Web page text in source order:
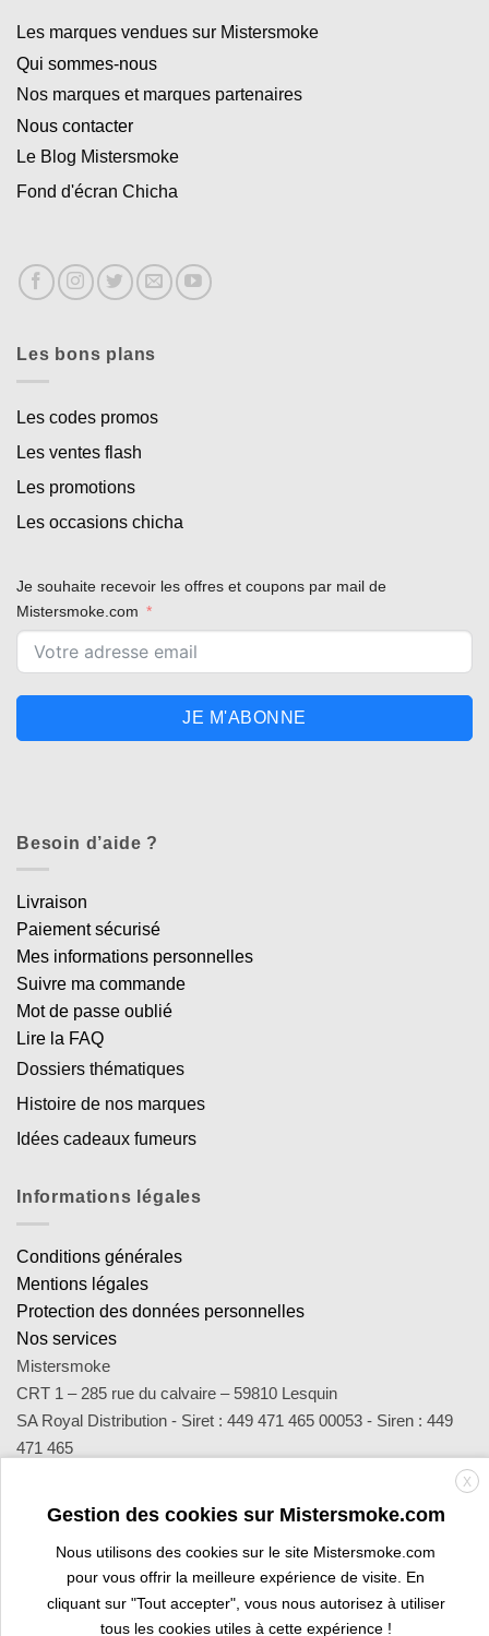
Les marques vendues sur Mistersmoke
Qui sommes-nous
Nos marques et marques partenaires
Nous contacter
Le Blog Mistersmoke
Fond d'écran Chicha
Les bons plans
Les codes promos
Les ventes flash
Les promotions
Les occasions chicha
Je souhaite recevoir les offres et coupons par mail de
Mistersmoke.com
JE M'ABONNE
Besoin d’aide ?
Livraison
Paiement sécurisé
Mes informations personnelles
Suivre ma commande
Mot de passe oublié
Lire la FAQ
Dossiers thématiques
Histoire de nos marques
Idées cadeaux fumeurs
Informations légales
Conditions générales
Mentions légales
Protection des données personnelles
Nos services
Mistersmoke
CRT 1 – 285 rue du calvaire – 59810 Lesquin
SA Royal Distribution - Siret : 449 471 465 00053 - Siren : 449
471 465
Credit
Card
MasterCard
Apple
Pay
Bank
Transfer
Visa
Visa
Electron
X
Gestion des cookies sur Mistersmoke.com
Nous utilisons des cookies sur le site Mistersmoke.com
pour vous offrir la meilleure expérience de visite. En
cliquant sur "Tout accepter", vous nous autorisez à utiliser
tous les cookies utiles à cette expérience !